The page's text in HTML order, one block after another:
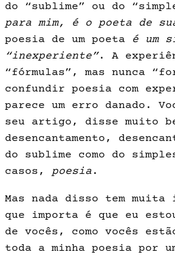
do “sublime” ou do
para mim, é o poeta de
poesia de um poeta é um
“inexpe­riente”. A
“fórmulas”, mas nunca
confundir poesia com
parece um erro danado.
seu artigo, disse muito
desencantamento,
do sublime como do
casos, poesia .
Mas nada disso tem muita
que importa é que eu
de vocês, como vocês
toda a minha poesia por